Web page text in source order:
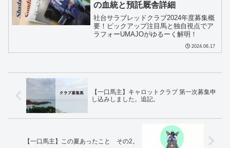
の血統と預託厩舎詳細
社台サラブレッドクラブ2024年度募集概
要！ピックアップ注目馬と独自視点でア
ラフォーUMAJOがゆるーく解明！
2024.06.17
【一口馬主】キャロットクラブ 第一次募集申
し込みしました。追記。
【一口馬主】この夏あったこと その2。